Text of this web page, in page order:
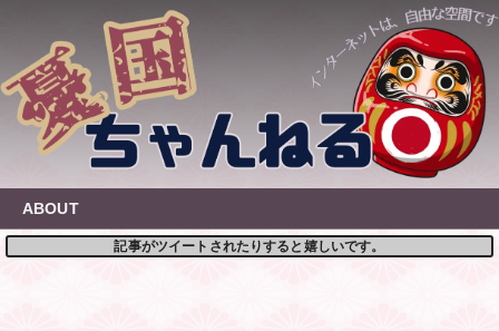
content
ABOUT
記事がツイートされたりすると嬉しいです。